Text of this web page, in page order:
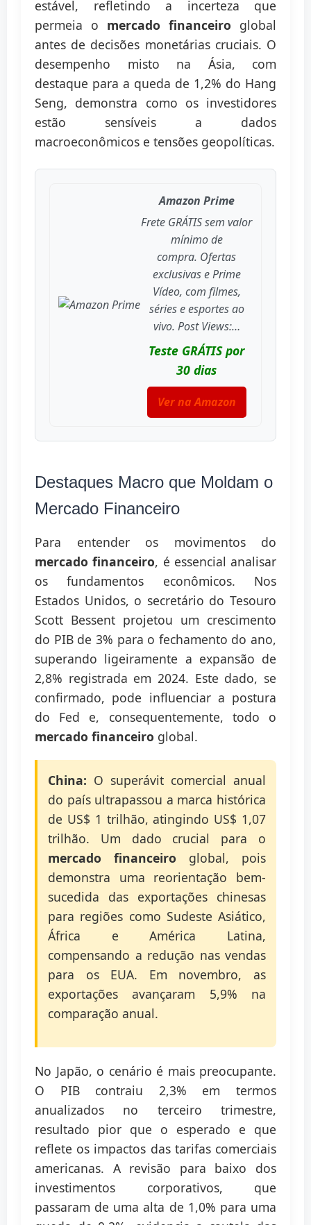
estável, refletindo a incerteza que
permeia o mercado financeiro global
antes de decisões monetárias cruciais. O
desempenho misto na Ásia, com
destaque para a queda de 1,2% do Hang
Seng, demonstra como os investidores
estão sensíveis a dados
macroeconômicos e tensões geopolíticas.
Amazon Prime
Frete GRÁTIS sem valor
mínimo de
compra. Ofertas
exclusivas e Prime
Vídeo, com filmes,
séries e esportes ao
vivo. Post Views:…
Teste GRÁTIS por
30 dias
Ver na Amazon
Destaques Macro que Moldam o
Mercado Financeiro
Para entender os movimentos do
mercado financeiro, é essencial analisar
os fundamentos econômicos. Nos
Estados Unidos, o secretário do Tesouro
Scott Bessent projetou um crescimento
do PIB de 3% para o fechamento do ano,
superando ligeiramente a expansão de
2,8% registrada em 2024. Este dado, se
confirmado, pode influenciar a postura
do Fed e, consequentemente, todo o
mercado financeiro global.
China: O superávit comercial anual
do país ultrapassou a marca histórica
de US$ 1 trilhão, atingindo US$ 1,07
trilhão. Um dado crucial para o
mercado financeiro global, pois
demonstra uma reorientação bem-
sucedida das exportações chinesas
para regiões como Sudeste Asiático,
África e América Latina,
compensando a redução nas vendas
para os EUA. Em novembro, as
exportações avançaram 5,9% na
comparação anual.
No Japão, o cenário é mais preocupante.
O PIB contraiu 2,3% em termos
anualizados no terceiro trimestre,
resultado pior que o esperado e que
reflete os impactos das tarifas comerciais
americanas. A revisão para baixo dos
investimentos corporativos, que
passaram de uma alta de 1,0% para uma